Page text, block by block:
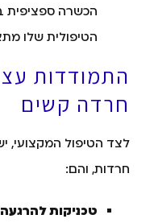
הכשרה ספציפית
הטיפולית שלו
התמודדות
חרדה קשים
לצד הטיפול המקצועי,
חרדות, והם:
טכניקות